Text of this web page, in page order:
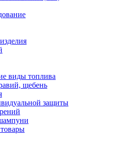
виды топлива
щебень
защиты